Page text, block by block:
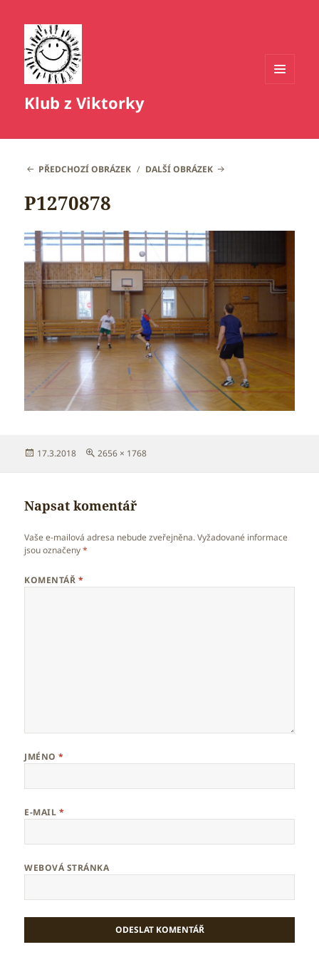
Klub z Viktorky
PŘEDCHOZÍ OBRÁZEK DALŠÍ OBRÁZEK
P1270878
Publikováno:
17.3.2018
Původní
2656 × 1768
Napsat komentář
Vaše e-mailová adresa nebude zveřejněna. Vyžadované informace
jsou označeny*
KOMENTÁŘ *
JMÉNO*
E-MAIL *
WEBOVÁ STRÁNKA